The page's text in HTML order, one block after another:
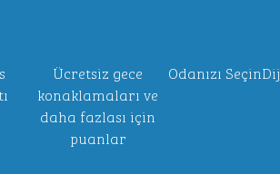
Ücretsiz gece
konaklamaları ve
daha fazlası için
puanlar
Odanızı Seçin